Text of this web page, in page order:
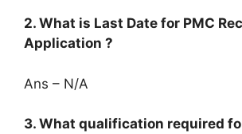
2. What is Last Date for PMC
Application ?
Ans – N/A
3. What qualification required